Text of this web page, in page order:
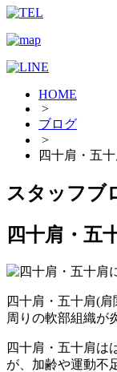
HOME
>
ブログ
>
四十肩・五
スタッフブ
四十肩・五
四十肩・五十肩(
周りの軟部組織が
四十肩・五十肩は
が、加齢や運動不